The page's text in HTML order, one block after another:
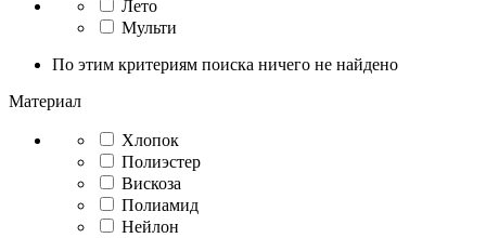
Лето
Мульти
По этим критериям поиска ничего не найдено
Материал
Хлопок
Полиэстер
Вискоза
Полиамид
Нейлон